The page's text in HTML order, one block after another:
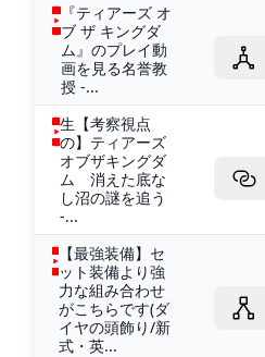
『ティアーズ オ
ブ ザ キングダ
ム』のプレイ動
画を見る名誉教
授 -...
生【考察視点
の】ティアーズ
オブザキングダ
ム 消えた底な
し沼の謎を追う
-...
【最強装備】セ
ット装備より強
力な組み合わせ
がこちらです(ダ
イヤの頭飾り/新
式・英...